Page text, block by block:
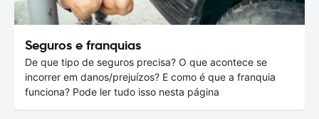
Seguros e franquias
De que tipo de seguros precisa? O que acontece se
incorrer em danos/prejuízos? E como é que a franquia
funciona? Pode ler tudo isso nesta página